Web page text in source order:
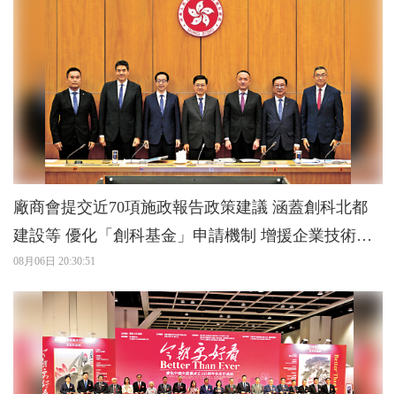
廠商會提交近70項施政報告政策建議 涵蓋創科北都
建設等 優化「創科基金」申請機制 增援企業技術應
用
08月06日 20:30:51